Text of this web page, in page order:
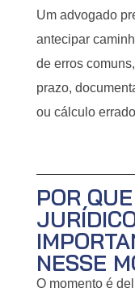
Um advogado
antecipar
de erros
prazo,
ou cálculo
POR
NESSE
O momento é